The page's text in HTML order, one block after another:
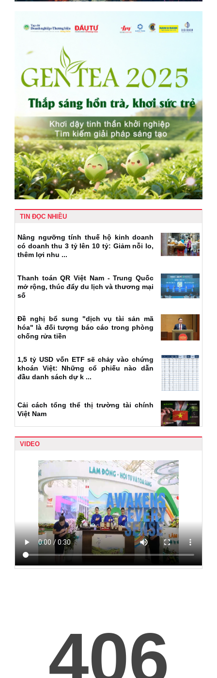
TIN ĐỌC NHIỀU
Nâng ngưỡng tính thuế hộ kinh doanh
có doanh thu 3 tỷ lên 10 tỷ: Giảm nỗi lo,
thêm lợi nhu ...
Thanh toán QR Việt Nam - Trung Quốc
mở rộng, thúc đẩy du lịch và thương mại
số
Đề nghị bổ sung "dịch vụ tài sản mã
hóa" là đối tượng báo cáo trong phòng
chống rửa tiền
1,5 tỷ USD vốn ETF sẽ chảy vào chứng
khoán Việt: Những cổ phiếu nào dẫn
đầu danh sách dự k ...
Cải cách tổng thể thị trường tài chính
Việt Nam
VIDEO